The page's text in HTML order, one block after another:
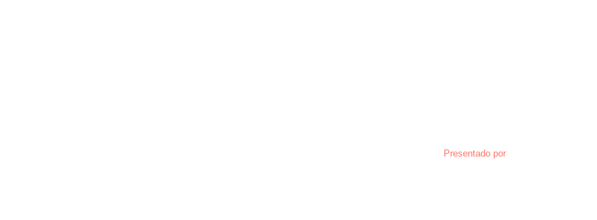
Presentado por